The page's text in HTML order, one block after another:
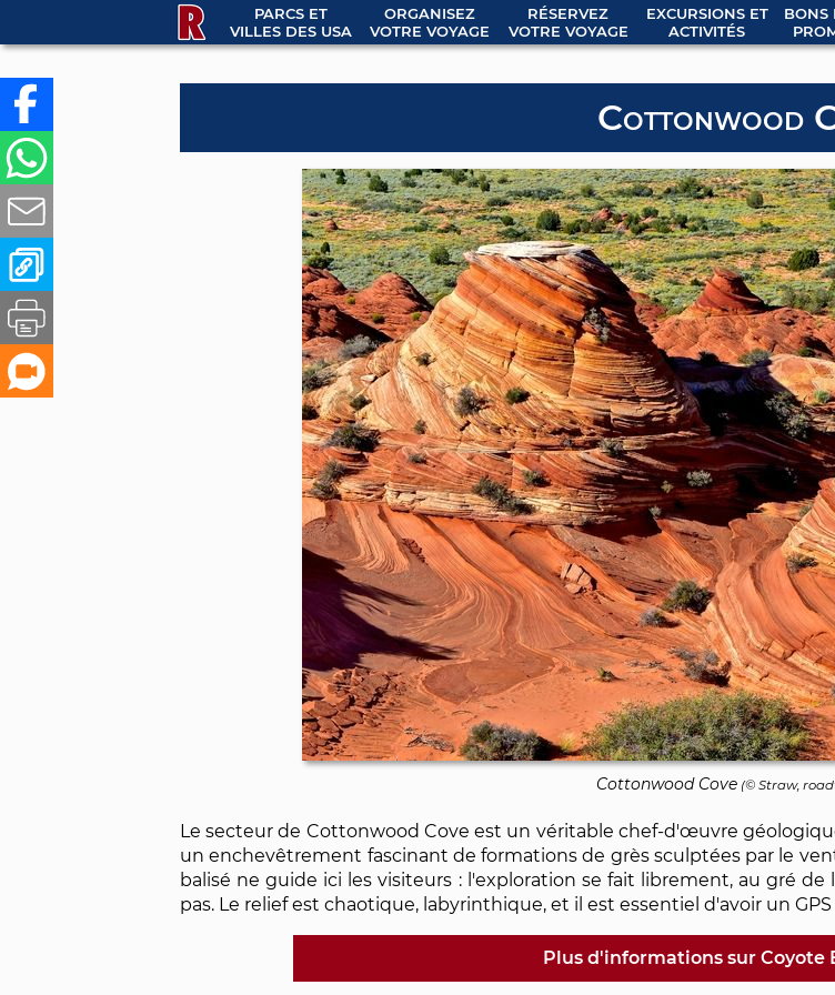
PARCS ET
VILLES DES USA
ORGANISEZ
VOTRE VOYAGE
RÉSERVEZ
VOTRE VOYAGE
EXCURSIONS ET
ACTIVITÉS
BONS
Cottonwood
Cottonwood Cove (© Straw,
Le secteur de Cottonwood Cove est un véritable chef-d'œuvre
un enchevêtrement fascinant de formations de grès sculptées par le
balisé ne guide ici les visiteurs : l'exploration se fait librement, au gré
pas. Le relief est chaotique, labyrinthique, et il est essentiel d'avoir un
Plus d'informations sur Coyote